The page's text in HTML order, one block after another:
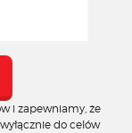
i zapewniamy, że
do celów